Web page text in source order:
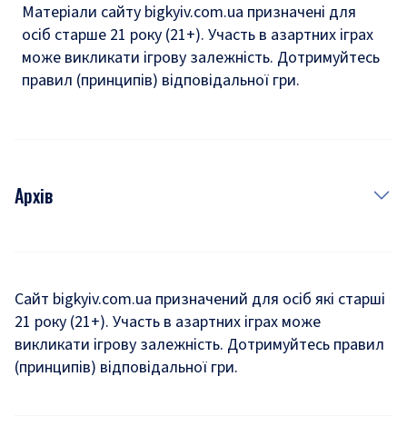
Матеріали сайту bigkyiv.com.ua призначені для
осіб старше 21 року (21+). Участь в азартних іграх
може викликати ігрову залежність. Дотримуйтесь
правил (принципів) відповідальної гри.
Архів
Комуналка
Хроніки війни
Сайт bigkyiv.com.ua призначений для осіб які старші
21 року (21+). Участь в азартних іграх може
викликати ігрову залежність. Дотримуйтесь правил
(принципів) відповідальної гри.